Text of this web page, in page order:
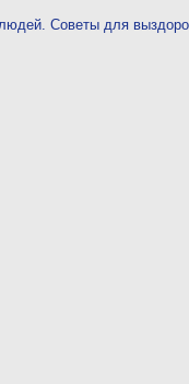
Советы для